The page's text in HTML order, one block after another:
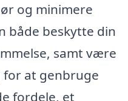
og minimere
både beskytte din
samt være
at genbruge
fordele, et